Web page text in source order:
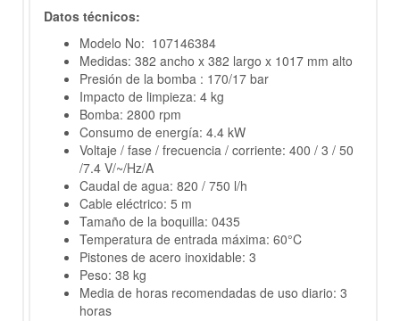
Datos técnicos:
Modelo No: 107146384
Medidas: 382 ancho x 382 largo x 1017 mm alto
Presión de la bomba : 170/17 bar
Impacto de limpieza: 4 kg
Bomba: 2800 rpm
Consumo de energía: 4.4 kW
Voltaje / fase / frecuencia / corriente: 400 / 3 / 50
/7.4 V/~/Hz/A
Caudal de agua: 820 / 750 l/h
Cable eléctrico: 5 m
Tamaño de la boquilla: 0435
Temperatura de entrada máxima: 60°C
Pistones de acero inoxidable: 3
Peso: 38 kg
Media de horas recomendadas de uso diario: 3
horas